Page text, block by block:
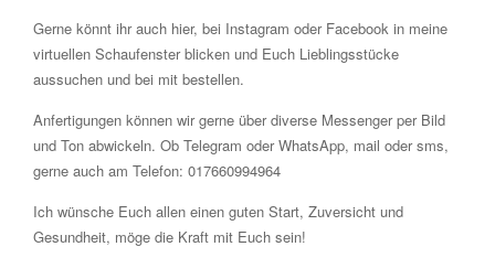
Gerne könnt ihr auch hier, bei Instagram oder Facebook in meine
virtuellen Schaufenster blicken und Euch Lieblingsstücke
aussuchen und bei mit bestellen.
Anfertigungen können wir gerne über diverse Messenger per Bild
und Ton abwickeln. Ob Telegram oder WhatsApp, mail oder sms,
gerne auch am Telefon: 017660994964
Ich wünsche Euch allen einen guten Start, Zuversicht und
Gesundheit, möge die Kraft mit Euch sein!